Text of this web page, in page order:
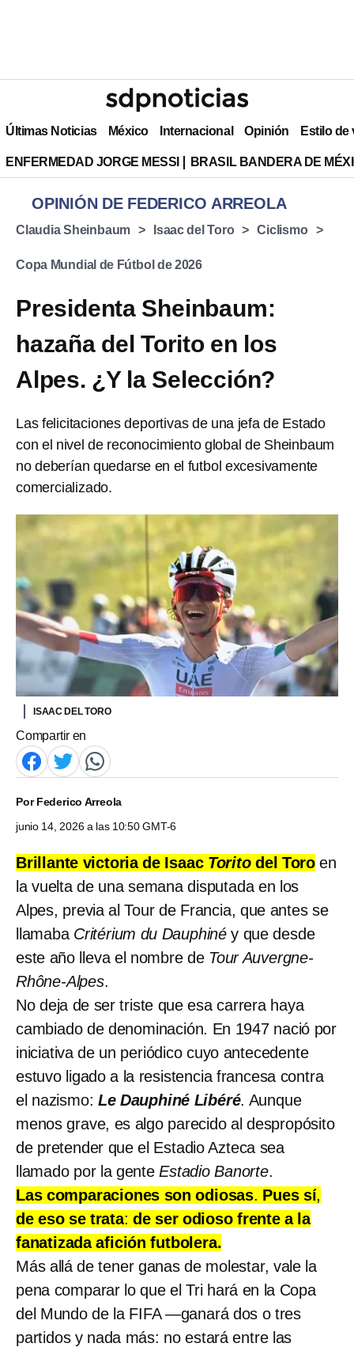
Últimas Noticias México Internacional Opinión Estilo de
ENFERMEDAD JORGE MESSI BRASIL BANDERA DE
OPINIÓN DE FEDERICO ARREOLA
Claudia Sheinbaum Isaac del Toro Ciclismo
Copa Mundial de Fútbol de 2026
Presidenta Sheinbaum:
hazaña del Torito en los
Alpes. ¿Y la Selección?
Las felicitaciones deportivas de una jefa de Estado
con el nivel de reconocimiento global de Sheinbaum
no deberían quedarse en el futbol excesivamente
comercializado.
ISAAC DEL TORO
Compartir en
PorFederico Arreola
junio 14, 2026 a las 10:50 GMT-6
Brillante victoria de Isaac Toritodel Toro en
la vuelta de una semana disputada en los
Alpes, previa al Tour de Francia, que antes se
llamaba Critérium du Dauphinéy que desde
este año lleva el nombre de Tour Auvergne-
Rhône-Alpes.
No deja de ser triste que esa carrera haya
cambiado de denominación. En 1947 nació por
iniciativa de un periódico cuyo antecedente
estuvo ligado a la resistencia francesa contra
el nazismo: Le Dauphiné Libéré. Aunque
menos grave, es algo parecido al despropósito
de pretender que el Estadio Azteca sea
llamado por la genteEstadio Banorte.
Las comparaciones son odiosas. Pues sí,
de eso se trata: de ser odioso frente a la
fanatizada afición futbolera.
Más allá de tener ganas de molestar, vale la
pena comparar lo que el Tri hará en la Copa
del Mundo de la FIFA —ganará dos o tres
partidos y nada más: no estará entre las